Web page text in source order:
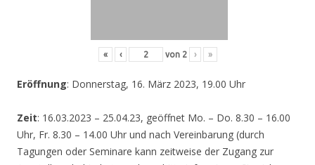
« ‹ von 2 › »
Eröffnung: Donnerstag, 16. März 2023, 19.00 Uhr
Zeit: 16.03.2023 – 25.04.23, geöffnet Mo. – Do. 8.30 – 16.00
Uhr, Fr. 8.30 – 14.00 Uhr und nach Vereinbarung (durch
Tagungen oder Seminare kann zeitweise der Zugang zur